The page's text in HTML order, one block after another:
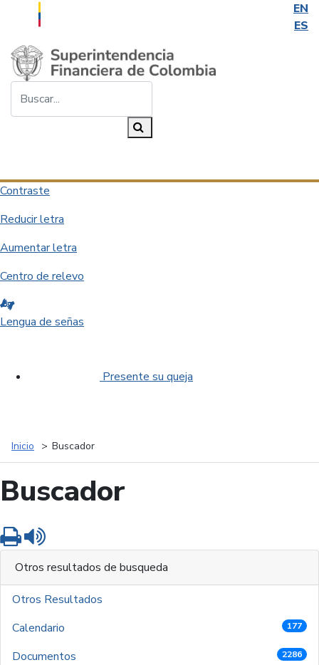
EN
ES
Saltar al contenido principal
Contraste
Reducir letra
Aumentar letra
Centro de relevo
Lengua de señas
Presente su queja
Inicio Buscador
Buscador
Imprimir
Otros resultados de busqueda
Otros Resultados
Calendario
177
Documentos 2286